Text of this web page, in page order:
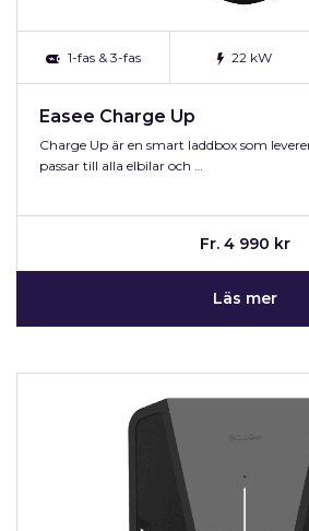
1-fas & 3-fas 22 kW
Easee Charge Up
Charge Up är en smart laddbox som
passar till alla elbilar och …
Fr. 4 990 kr
Läs mer